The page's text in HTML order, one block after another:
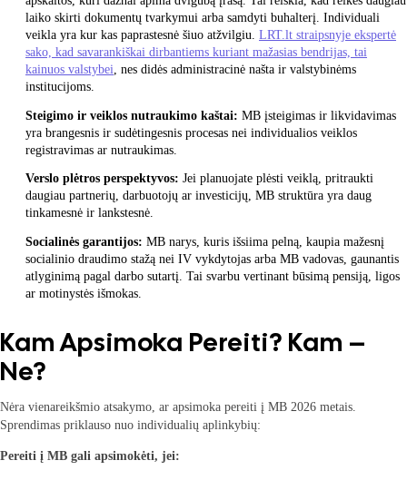
laiko skirti dokumentų tvarkymui arba samdyti buhalterį. Individuali
veikla yra kur kas paprastesnė šiuo atžvilgiu. LRT.lt straipsnyje ekspertė
sako, kad savarankiškai dirbantiems kuriant mažasias bendrijas, tai
kainuos valstybei , nes didės administracinė našta ir valstybinėms
institucijoms.
Steigimo ir veiklos nutraukimo kaštai: MB įsteigimas ir likvidavimas
yra brangesnis ir sudėtingesnis procesas nei individualios veiklos
registravimas ar nutraukimas.
Verslo plėtros perspektyvos: Jei planuojate plėsti veiklą, pritraukti
daugiau partnerių, darbuotojų ar investicijų, MB struktūra yra daug
tinkamesnė ir lankstesnė.
Socialinės garantijos: MB narys, kuris išsiima pelną, kaupia mažesnį
socialinio draudimo stažą nei IV vykdytojas arba MB vadovas, gaunantis
atlyginimą pagal darbo sutartį. Tai svarbu vertinant būsimą pensiją, ligos
ar motinystės išmokas.
Kam Apsimoka Pereiti? Kam –
Ne?
Nėra vienareikšmio atsakymo, ar apsimoka pereiti į MB 2026 metais.
Sprendimas priklauso nuo individualių aplinkybių:
Pereiti į MB gali apsimokėti, jei: